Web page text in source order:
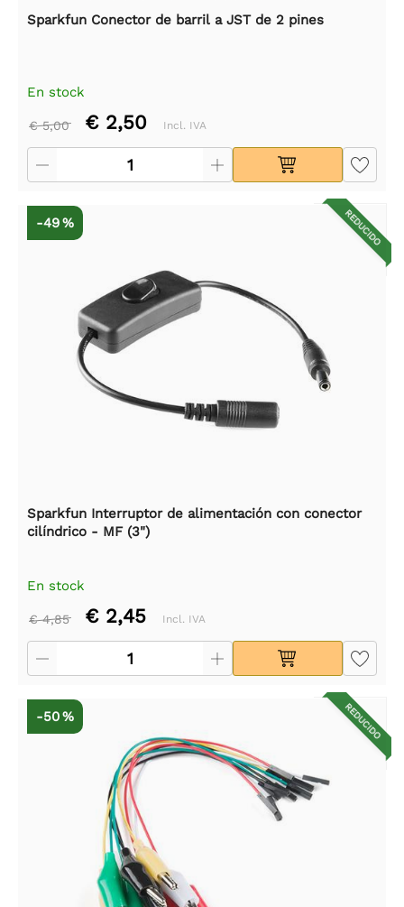
Sparkfun Conector de barril a JST de 2 pines
En stock
€ 5,00 € 2,50 Incl. IVA
REDUCIDO
-49 %
Sparkfun Interruptor de alimentación con conector
cilíndrico - MF (3")
En stock
€ 4,85 € 2,45 Incl. IVA
REDUCIDO
-50 %